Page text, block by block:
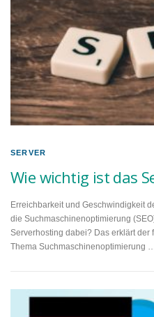
SERVER
Wie wichtig ist das
Erreichbarkeit und Geschwindigkeit
die Suchmaschinenoptimierung
Serverhosting dabei? Das erklärt der
Thema Suchmaschinenoptimierung …